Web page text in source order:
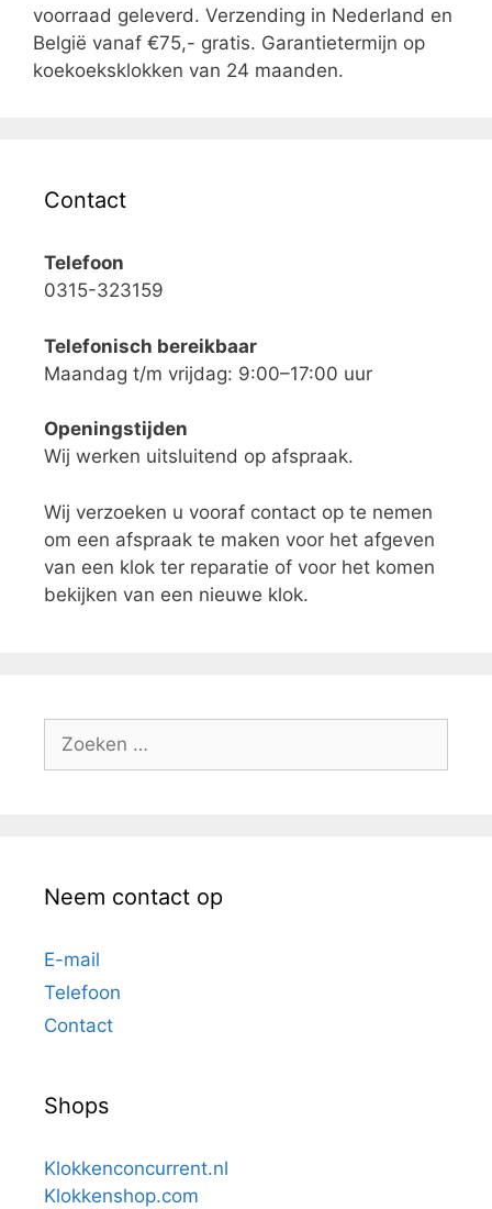
voorraad geleverd. Verzending in Nederland en
België vanaf €75,- gratis. Garantietermijn op
koekoeksklokken van 24 maanden.
Contact
Telefoon
0315-323159
Telefonisch bereikbaar
Maandag t/m vrijdag: 9:00–17:00 uur
Openingstijden
Wij werken uitsluitend op afspraak.
Wij verzoeken u vooraf contact op te nemen
om een afspraak te maken voor het afgeven
van een klok ter reparatie of voor het komen
bekijken van een nieuwe klok.
naar:
Neem contact op
E-mail
Telefoon
Contact
Shops
Klokkenconcurrent.nl
Klokkenshop.com